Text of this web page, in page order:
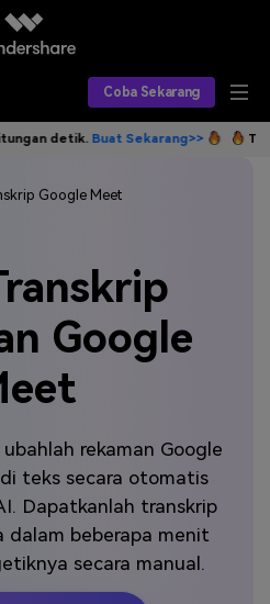
Coba Sekarang
Hubungi Kami
detik. Buat Sekarang>> Tulis
Google
rekaman Google
teks secara otomatis
Dapatkanlah transkrip
dalam beberapa menit
secara manual.
Google Meet